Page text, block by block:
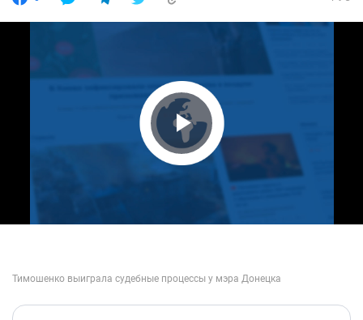
Play Video